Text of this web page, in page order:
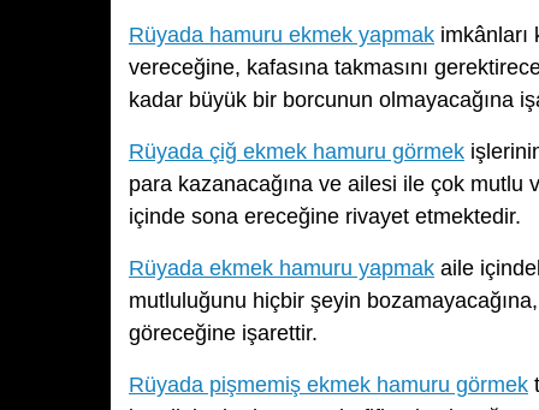
Rüyada hamuru ekmek yapmak imkânları
vereceğine, kafasına takmasını
kadar büyük bir borcunun olmayacağına
Rüyada çiğ ekmek hamuru görmek
para kazanacağına ve ailesi ile çok mutlu
içinde sona ereceğine rivayet etmektedir.
Rüyada ekmek hamuru yapmak aile
mutluluğunu hiçbir şeyin
göreceğine işarettir.
Rüyada pişmemiş ekmek hamuru görmek